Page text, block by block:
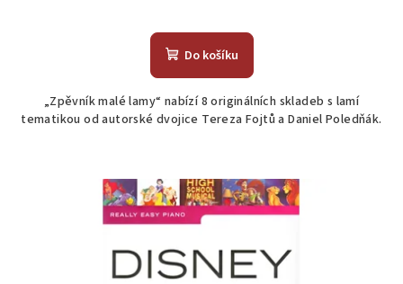
Do košíku
„Zpěvník malé lamy“ nabízí 8 originálních skladeb s lamí
tematikou od autorské dvojice Tereza Fojtů a Daniel Poledňák.